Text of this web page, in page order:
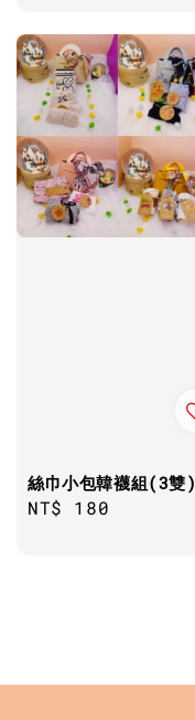
絲巾小包韓襪組(3雙)
Regular
NT$ 180